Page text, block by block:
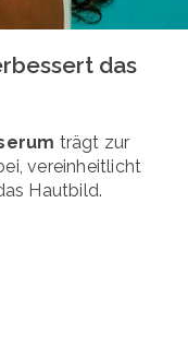
das
trägt zur
vereinheitlicht
Hautbild.